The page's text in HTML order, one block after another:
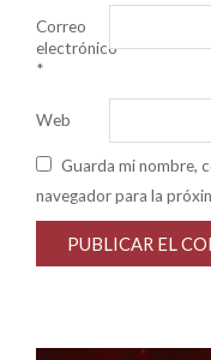
Correo
electrónico
*
Web
Guarda mi nombre,
navegador para la